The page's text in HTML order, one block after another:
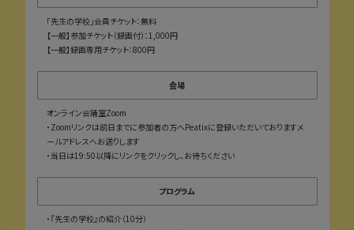
「先生の学校」会員チケット：無料
【一般】参加チケット（録画付）：1,000円
【一般】録画専用チケット：800円
会場
オンライン会議室Zoom
・Zoomリンクは前日までに参加者の方へPeatixに登録いただいておりますメ
ールアドレスへお送りします
・当日は19:50以降にリンクをクリックし、お待ちください
プログラム
・『先生の学校』の紹介（10分）